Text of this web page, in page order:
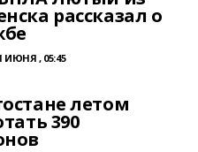
рассказал о
ИЮНЯ , 05:45
летом
390